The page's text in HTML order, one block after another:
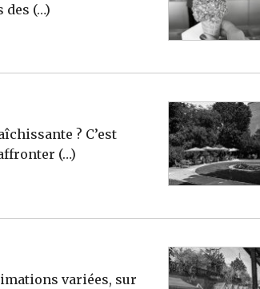
des (…)
? C’est
(…)
variées, sur